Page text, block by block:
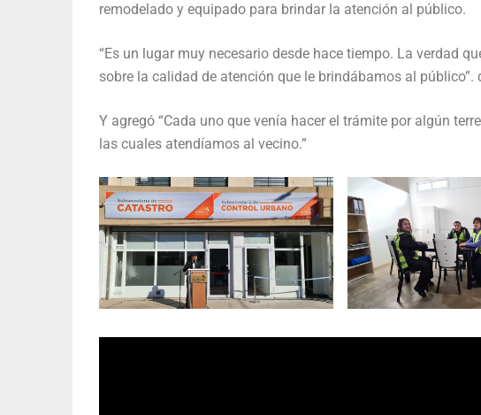
remodelado y equipado para brindar la atención al público.
“Es un lugar muy necesario desde hace tiempo. La verdad
sobre la calidad de atención que le brindábamos al público”.
Y agregó “Cada uno que venía hacer el trámite por algún
las cuales atendíamos al vecino.”